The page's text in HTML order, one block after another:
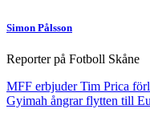
Simon Pålsson
Reporter på Fotboll Skåne
MFF erbjuder Tim Prica
Gyimah ångrar flytten till